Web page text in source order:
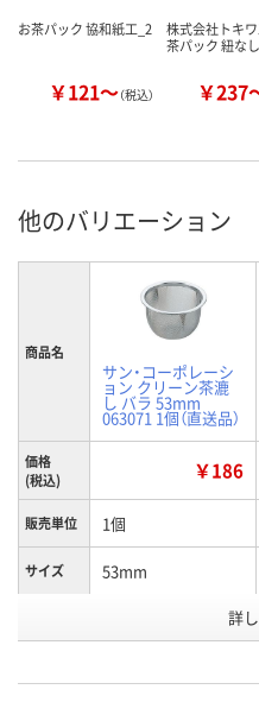
お茶パック 協和紙工_2
￥121～（税込）
株式会社トキ
茶パック 紐なし
￥237
他のバリエーション
商品名
サン・コーポレーシ
ョン クリーン茶漉
し バラ 53mm
063071 1個（直送品）
価格
(税込)
￥186
販売単位 1個
サイズ 53mm
詳